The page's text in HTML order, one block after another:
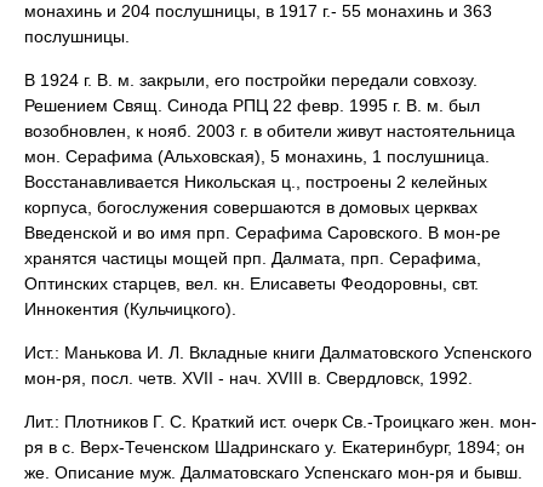
монахинь и 204 послушницы, в 1917 г.- 55 монахинь и 363
послушницы.
В 1924 г. В. м. закрыли, его постройки передали совхозу.
Решением Свящ. Синода РПЦ 22 февр. 1995 г. В. м. был
возобновлен, к нояб. 2003 г. в обители живут настоятельница
мон. Серафима (Альховская), 5 монахинь, 1 послушница.
Восстанавливается Никольская ц., построены 2 келейных
корпуса, богослужения совершаются в домовых церквах
Введенской и во имя прп. Серафима Саровского. В мон-ре
хранятся частицы мощей прп. Далмата, прп. Серафима,
Оптинских старцев, вел. кн. Елисаветы Феодоровны, свт.
Иннокентия (Кульчицкого).
Ист.: Манькова И. Л. Вкладные книги Далматовского Успенского
мон-ря, посл. четв. XVII - нач. XVIII в. Свердловск, 1992.
Лит.: Плотников Г. С. Краткий ист. очерк Св.-Троицкаго жен. мон-
ря в с. Верх-Теченском Шадринскаго у. Екатеринбург, 1894; он
же. Описание муж. Далматовскаго Успенскаго мон-ря и бывш.